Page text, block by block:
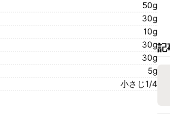
50g
30g
10g
30g
30g
5g
小さじ1/4
記